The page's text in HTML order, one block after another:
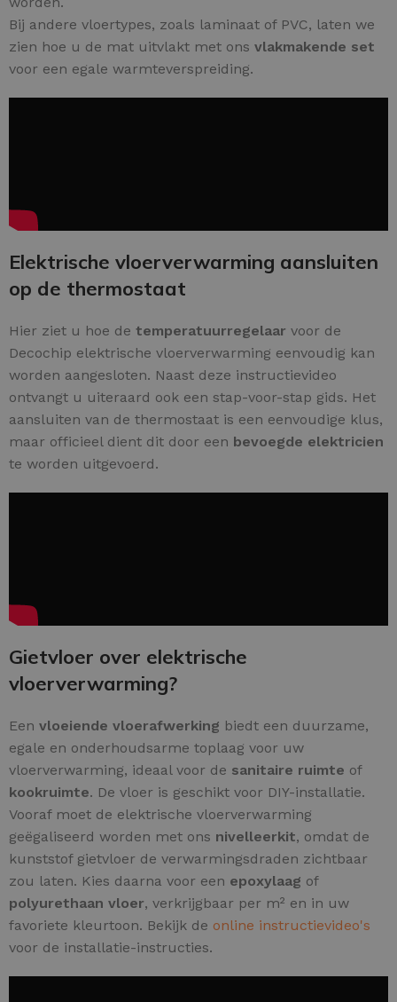
Bij andere vloertypes, zoals laminaat of PVC, laten we
zien hoe u de mat uitvlakt met ons vlakmakende set
voor een egale warmteverspreiding.
Elektrische vloerverwarming aansluiten
op de thermostaat
Hier ziet u hoe de temperatuurregelaar voor de
Decochip elektrische vloerverwarming eenvoudig kan
worden aangesloten. Naast deze instructievideo
ontvangt u uiteraard ook een stap-voor-stap gids. Het
aansluiten van de thermostaat is een eenvoudige klus,
maar officieel dient dit door een bevoegde elektricien
te worden uitgevoerd.
Gietvloer over elektrische
vloerverwarming?
Een vloeiende vloerafwerking biedt een duurzame,
egale en onderhoudsarme toplaag voor uw
vloerverwarming, ideaal voor de sanitaire ruimte of
kookruimte. De vloer is geschikt voor DIY-installatie.
Vooraf moet de elektrische vloerverwarming
geëgaliseerd worden met ons nivelleerkit, omdat de
kunststof gietvloer de verwarmingsdraden zichtbaar
zou laten. Kies daarna voor een epoxylaag of
polyurethaan vloer, verkrijgbaar per m² en in uw
favoriete kleurtoon. Bekijk de online instructievideo's
voor de installatie-instructies.